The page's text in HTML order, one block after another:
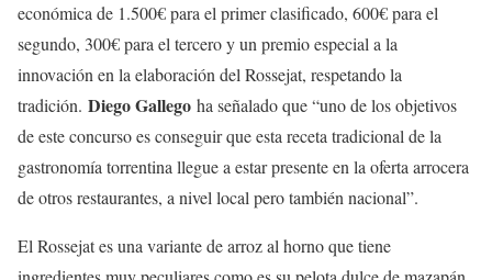
económica de 1.500€ para el primer clasificado, 600€ para el
segundo, 300€ para el tercero y un premio especial a la
innovación en la elaboración del Rossejat, respetando la
tradición. Diego Gallego ha señalado que “uno de los objetivos
de este concurso es conseguir que esta receta tradicional de la
gastronomía torrentina llegue a estar presente en la oferta arrocera
de otros restaurantes, a nivel local pero también nacional”.
El Rossejat es una variante de arroz al horno que tiene